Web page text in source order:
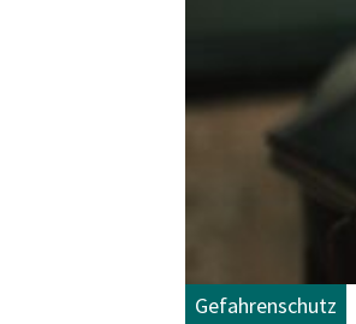
Gefahrenschutz